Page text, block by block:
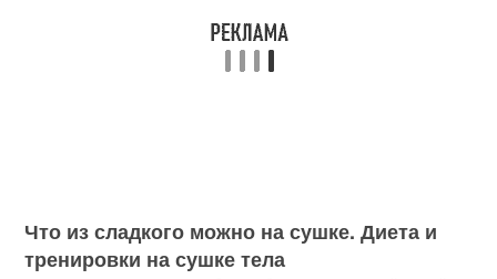
Что из сладкого можно на сушке. Диета и
тренировки на сушке тела